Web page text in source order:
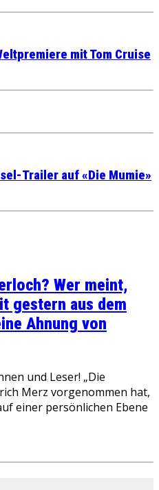
mit Tom Cruise
Trailer auf «Die Mumie»
Wer meint,
gestern aus dem
Ahnung von
und Leser! „Die
Merz vorgenommen hat,
einer persönlichen Ebene